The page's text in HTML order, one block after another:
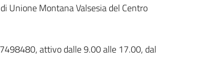
Unione Montana Valsesia del Centro
attivo dalle 9.00 alle 17.00, dal